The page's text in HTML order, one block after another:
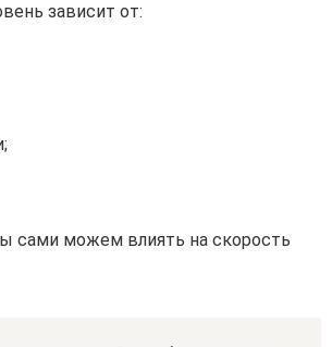
зависит от:
сами можем влиять на скорость